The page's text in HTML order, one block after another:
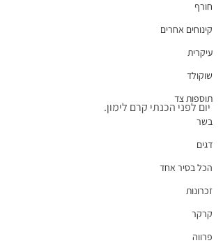
חורף
קינוחים אחרים
עיקרית
שוקולד
תוספות צד
בשר
דגים
הכל בסיר אחד
זכרונות
קרקר
פרווה
יום לפני הכנתי קרם לימון.